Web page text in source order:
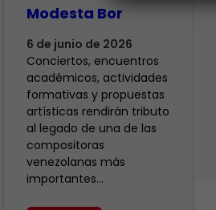
Modesta Bor
6 de junio de 2026
Conciertos, encuentros
académicos, actividades
formativas y propuestas
artísticas rendirán tributo
al legado de una de las
compositoras
venezolanas más
importantes…